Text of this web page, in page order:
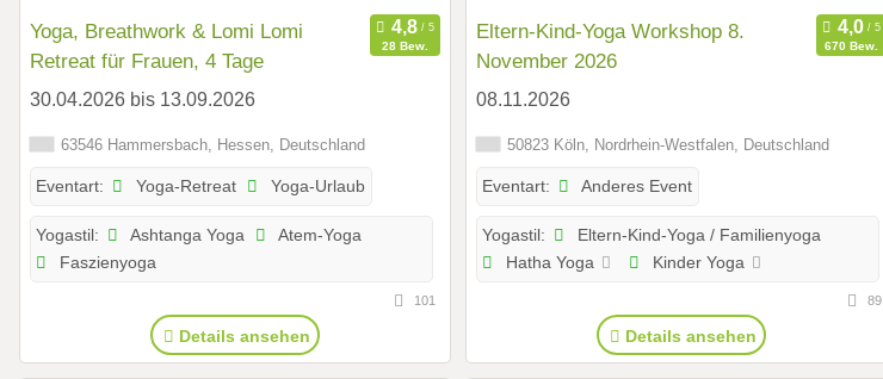
Yoga, Breathwork & Lomi Lomi
Retreat für Frauen, 4 Tage
28 Bew.
30.04.2026 bis 13.09.2026
63546 Hammersbach, Hessen, Deutschland
Eventart: Yoga-Retreat Yoga-Urlaub
Yogastil: Ashtanga Yoga
Atem-Yoga
Faszienyoga
101
Details ansehen
Eltern-Kind-Yoga Workshop 8.
November 2026
670 Bew.
08.11.2026
50823 Köln, Nordrhein-Westfalen, Deutschland
Eventart: Anderes Event
Yogastil:
Eltern-Kind-Yoga / Familienyoga
Hatha Yoga
Kinder Yoga
89
Details ansehen